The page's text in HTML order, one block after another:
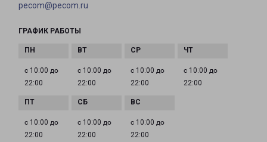
pecom@pecom.ru
ГРАФИК РАБОТЫ
с 10:00 до
22:00
с 10:00 до
22:00
с 10:00 до
22:00
с 10:00 до
22:00
с 10:00 до
22:00
с 10:00 до
22:00
с 10:00 до
22:00